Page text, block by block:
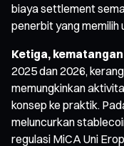
biaya settlement
penerbit yang memilih
Ketiga,
2025 dan 2026,
memungkinkan
konsep ke praktik.
meluncurkan
regulasi MiCA Uni